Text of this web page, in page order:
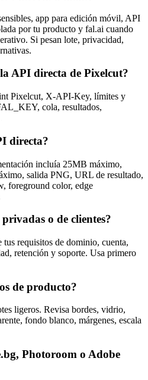
app para edición móvil, API
por tu producto y fal.ai cuando
Si pesan lote, privacidad,
API directa de Pixelcut?
Pixelcut, X-API-Key, límites y
cola, resultados,
directa?
incluía 25MB máximo,
salida PNG, URL de resultado,
foreground color, edge
o de clientes?
requisitos de dominio, cuenta,
retención y soporte. Usa primero
de producto?
ligeros. Revisa bordes, vidrio,
fondo blanco, márgenes, escala
Photoroom o Adobe